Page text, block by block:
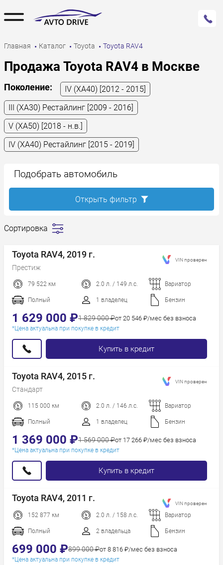
Главная Каталог Toyota Toyota RAV4
Продажа Toyota RAV4 в Москве
Поколение:
IV (XA40) [2012 - 2015]
III (XA30) Рестайлинг [2009 - 2016]
V (XA50) [2018 - н.в.]
IV (XA40) Рестайлинг [2015 - 2019]
Сортировка
дешевле
Сначала
дороже
Пробег
Год новее
Год старше
Toyota RAV4, 2019 г.
Престиж
79 522 км 2.0 л. / 149 л.с. Вариатор
Полный 1 владелец Бензин
1 629 000 ₽1 829 000 ₽от 20 546 ₽/мес без взноса
*Цена актуальна при покупке в кредит
Купить в кредит
VIN проверен
Toyota RAV4, 2015 г.
Стандарт
115 000 км 2.0 л. / 146 л.с. Вариатор
Полный 1 владелец Бензин
1 369 000 ₽1 569 000 ₽от 17 266 ₽/мес без взноса
*Цена актуальна при покупке в кредит
Купить в кредит
VIN проверен
Toyota RAV4, 2011 г.
152 877 км 2.0 л. / 158 л.с. Вариатор
Полный 2 владельца Бензин
699 000 ₽899 000 ₽от 8 816 ₽/мес без взноса
*Цена актуальна при покупке в кредит
VIN проверен
Подобрать автомобиль
Открыть фильтр